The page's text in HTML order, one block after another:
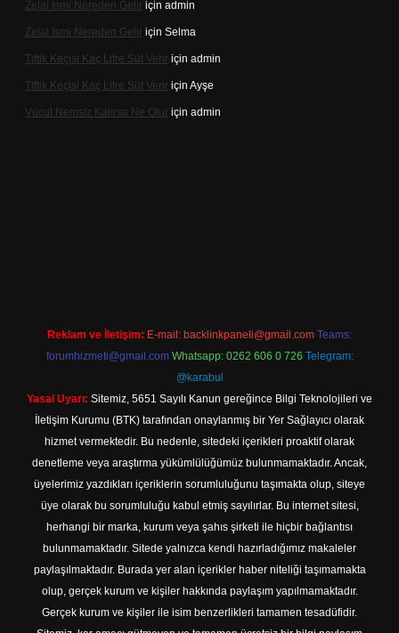
Zelal Ismi Nereden Gelir için admin
Zelal Ismi Nereden Gelir için Selma
Tiftik Keçisi Kaç Litre Süt Verir için admin
Tiftik Keçisi Kaç Litre Süt Verir için Ayşe
Vücut Nemsiz Kalırsa Ne Olur için admin
Reklam ve İletişim: E-mail: backlinkpaneli@gmail.com Teams:
forumhizmeti@gmail.com Whatsapp: 0262 606 0 726 Telegram:
@karabul
Yasal Uyarı: Sitemiz, 5651 Sayılı Kanun gereğince Bilgi Teknolojileri ve
İletişim Kurumu (BTK) tarafından onaylanmış bir Yer Sağlayıcı olarak
hizmet vermektedir. Bu nedenle, sitedeki içerikleri proaktif olarak
denetleme veya araştırma yükümlülüğümüz bulunmamaktadır. Ancak,
üyelerimiz yazdıkları içeriklerin sorumluluğunu taşımakta olup, siteye
üye olarak bu sorumluluğu kabul etmiş sayılırlar. Bu internet sitesi,
herhangi bir marka, kurum veya şahıs şirketi ile hiçbir bağlantısı
bulunmamaktadır. Sitede yalnızca kendi hazırladığımız makaleler
paylaşılmaktadır. Burada yer alan içerikler haber niteliği taşımamakta
olup, gerçek kurum ve kişiler hakkında paylaşım yapılmamaktadır.
Gerçek kurum ve kişiler ile isim benzerlikleri tamamen tesadüfidir.